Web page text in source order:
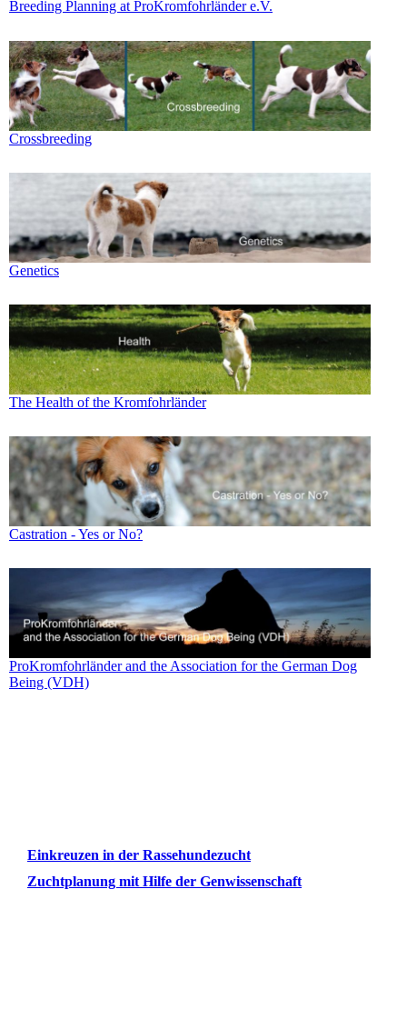
Breeding Planning at ProKromfohrländer e.V.
Crossbreeding
Genetics
The Health of the Kromfohrländer
Castration - Yes or No?
ProKromfohrländer and the Association for the German Dog
Being (VDH)
Einkreuzen in der Rassehundezucht
Zuchtplanung mit Hilfe der Genwissenschaft